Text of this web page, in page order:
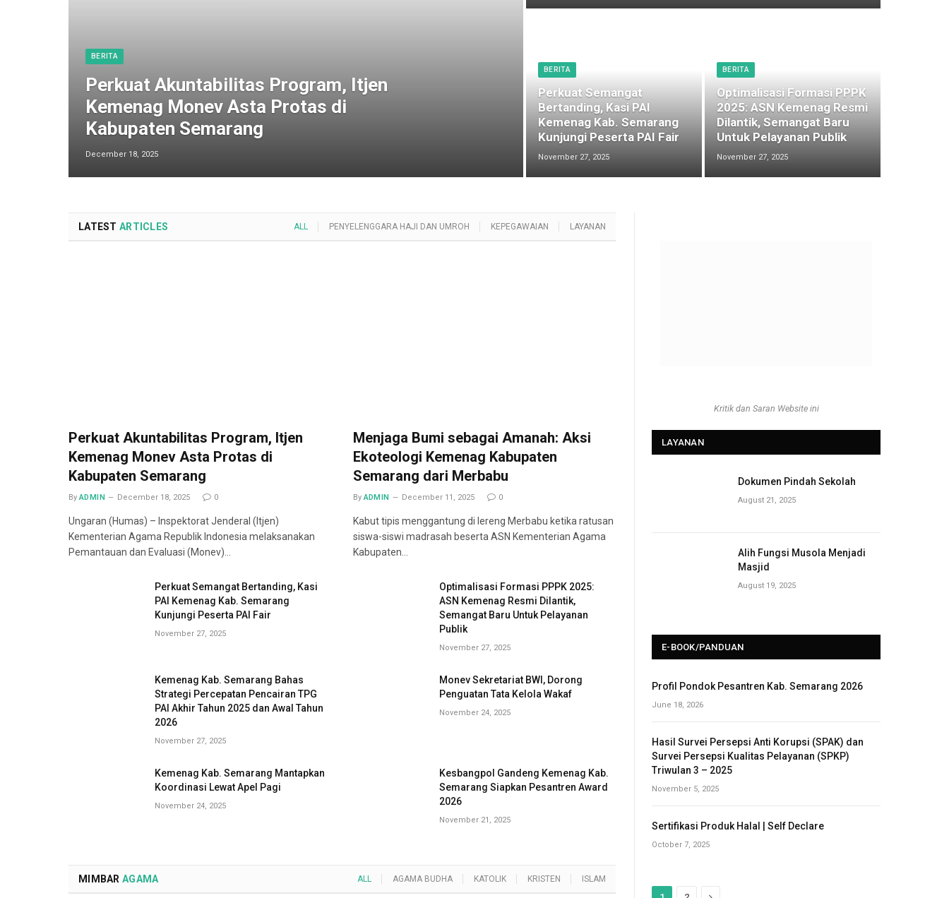
BERITA
Perkuat Akuntabilitas Program, Itjen
Kemenag Monev Asta Protas di
Kabupaten Semarang
December 18, 2025
BERITA
Perkuat Semangat
Bertanding, Kasi PAI
Kemenag Kab. Semarang
Kunjungi Peserta PAI Fair
November 27, 2025
BERITA
Optimalisasi Formasi PPPK
2025: ASN Kemenag Resmi
Dilantik, Semangat Baru
Untuk Pelayanan Publik
November 27, 2025
LATEST ARTICLES ALL PENYELENGGARA HAJI DAN UMROH KEPEGAWAIAN LAYANAN
Perkuat Akuntabilitas Program, Itjen
Kemenag Monev Asta Protas di
Kabupaten Semarang
By ADMIN December 18, 2025 0
Ungaran (Humas) – Inspektorat Jenderal (Itjen)
Kementerian Agama Republik Indonesia melaksanakan
Pemantauan dan Evaluasi (Monev)…
Menjaga Bumi sebagai Amanah: Aksi
Ekoteologi Kemenag Kabupaten
Semarang dari Merbabu
By ADMIN December 11, 2025 0
Kabut tipis menggantung di lereng Merbabu ketika ratusan
siswa-siswi madrasah beserta ASN Kementerian Agama
Kabupaten…
Perkuat Semangat Bertanding, Kasi
PAI Kemenag Kab. Semarang
Kunjungi Peserta PAI Fair
November 27, 2025
Optimalisasi Formasi PPPK 2025:
ASN Kemenag Resmi Dilantik,
Semangat Baru Untuk Pelayanan
Publik
November 27, 2025
Kemenag Kab. Semarang Bahas
Strategi Percepatan Pencairan TPG
PAI Akhir Tahun 2025 dan Awal Tahun
2026
November 27, 2025
Monev Sekretariat BWI, Dorong
Penguatan Tata Kelola Wakaf
November 24, 2025
Kemenag Kab. Semarang Mantapkan
Koordinasi Lewat Apel Pagi
November 24, 2025
Kesbangpol Gandeng Kemenag Kab.
Semarang Siapkan Pesantren Award
2026
November 21, 2025
MIMBAR AGAMA ALL AGAMA BUDHA KATOLIK KRISTEN ISLAM
Kritik dan Saran Website ini
LAYANAN
Dokumen Pindah Sekolah
August 21, 2025
Alih Fungsi Musola Menjadi
Masjid
August 19, 2025
E-BOOK/PANDUAN
Profil Pondok Pesantren Kab. Semarang 2026
June 18, 2026
Hasil Survei Persepsi Anti Korupsi (SPAK) dan
Survei Persepsi Kualitas Pelayanan (SPKP)
Triwulan 3 – 2025
November 5, 2025
Sertifikasi Produk Halal | Self Declare
October 7, 2025